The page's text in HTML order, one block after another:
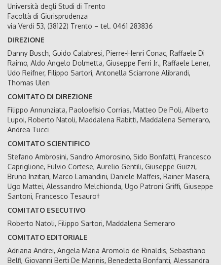
Università degli Studi di Trento
Facoltà di Giurisprudenza
via Verdi 53, (38122) Trento – tel. 0461 283836
DIREZIONE
Danny Busch, Guido Calabresi, Pierre-Henri Conac, Raffaele Di
Raimo, Aldo Angelo Dolmetta, Giuseppe Ferri Jr., Raffaele Lener,
Udo Reifner, Filippo Sartori, Antonella Sciarrone Alibrandi,
Thomas Ulen
COMITATO DI DIREZIONE
Filippo Annunziata, Paoloefisio Corrias, Matteo De Poli, Alberto
Lupoi, Roberto Natoli, Maddalena Rabitti, Maddalena Semeraro,
Andrea Tucci
COMITATO SCIENTIFICO
Stefano Ambrosini, Sandro Amorosino, Sido Bonfatti, Francesco
Capriglione, Fulvio Cortese, Aurelio Gentili, Giuseppe Guizzi,
Bruno Inzitari, Marco Lamandini, Daniele Maffeis, Rainer Masera,
Ugo Mattei, Alessandro Melchionda, Ugo Patroni Griffi, Giuseppe
Santoni, Francesco Tesauro†
COMITATO ESECUTIVO
Roberto Natoli, Filippo Sartori, Maddalena Semeraro
COMITATO EDITORIALE
Adriana Andrei, Angela Maria Aromolo de Rinaldis, Sebastiano
Belfi, Giovanni Berti De Marinis, Benedetta Bonfanti, Alessandra